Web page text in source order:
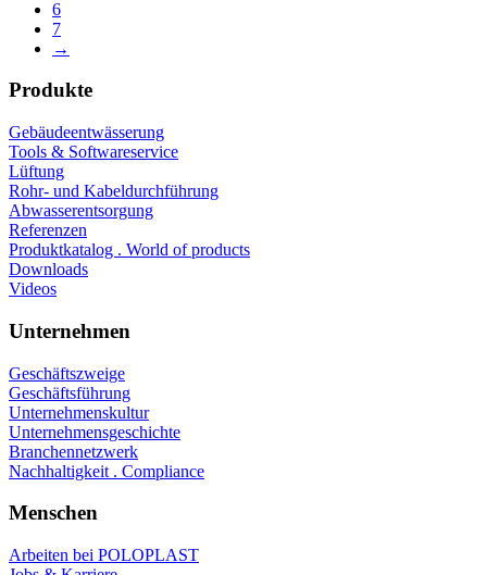
6
7
→
Produkte
Gebäudeentwässerung
Tools & Softwareservice
Lüftung
Rohr- und Kabeldurchführung
Abwasserentsorgung
Referenzen
Produktkatalog . World of products
Downloads
Videos
Unternehmen
Geschäftszweige
Geschäftsführung
Unternehmenskultur
Unternehmensgeschichte
Branchennetzwerk
Nachhaltigkeit . Compliance
Menschen
Arbeiten bei POLOPLAST